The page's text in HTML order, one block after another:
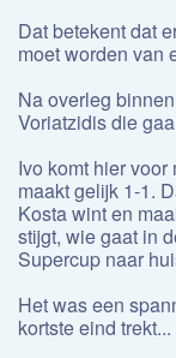
Dat betekent dat
moet worden van
Na overleg
Voriatzidis die
Ivo komt hier
maakt gelijk 1-1.
Kosta wint en
stijgt, wie gaat in
Supercup naar
Het was een
kortste eind trekt...